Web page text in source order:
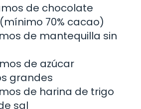
de chocolate
70% cacao)
de mantequilla sin
de azúcar
grandes
de harina de trigo
sal